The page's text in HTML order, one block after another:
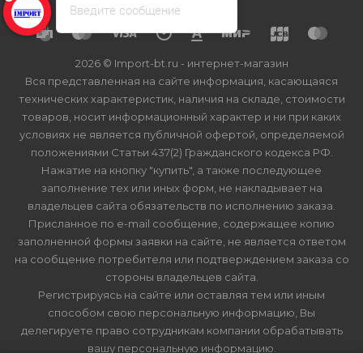
2026 © Import-bt.ru - интернет-магазин
Вся представленная на сайте информация, касающаяся
технических характеристик, наличия на складе, стоимости
товаров, носит информационный характер и ни при каких
условиях не является публичной офертой, определяемой
положениями Статьи 437(2) Гражданского кодекса РФ.
Нажатие на кнопку "купить", а также последующее
заполнение тех или иных форм, не накладывает на
владельцев сайта обязательств по исполнению заказа.
Присланное по e-mail сообщение, содержащее копию
заполненной формы заявки на сайте, не является ответом
на сообщение потребителя или подтверждением заказа со
стороны владельцев сайта.
Регистрируясь на сайте или оставляя тем или иным
способом свою персональную информацию, Вы
делегируете право сотрудникам компании обрабатывать
вашу персональную информацию.
Введите сообщение